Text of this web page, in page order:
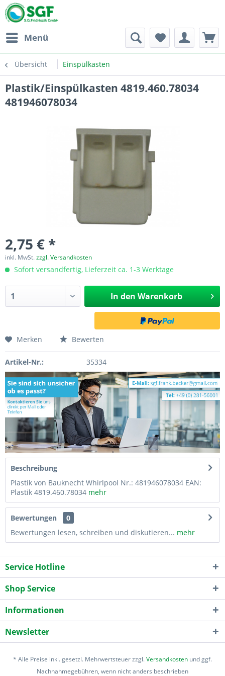
Menü
Übersicht Einspülkasten
Plastik/Einspülkasten 4819.460.78034
481946078034
2,75 € *
inkl. MwSt.zzgl. Versandkosten
Sofort versandfertig, Lieferzeit ca. 1-3 Werktage
In den Warenkorb
Merken Bewerten
Artikel-Nr.: 35334
Beschreibung
Plastik von Bauknecht Whirlpool Nr.: 481946078034 EAN:
Plastik 4819.460.78034 mehr
Bewertungen
0
Bewertungen lesen, schreiben und diskutieren... mehr
Service Hotline
Shop Service
Informationen
Newsletter
* Alle Preise inkl. gesetzl. Mehrwertsteuer zzgl.Versandkosten und ggf.
Nachnahmegebühren, wenn nicht anders beschrieben